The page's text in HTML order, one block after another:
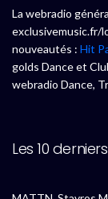
La webradio
exclusivemusic.fr/
nouveautés : Hit
golds Dance et
webradio Dance,
Les 10